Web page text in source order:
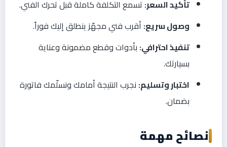
تأكيد السعر: تسمع التكلفة كاملة قبل تحرك الفني.
وصول سريع: أقرب فني مجهّز ينطلق إليك فوراً.
تنفيذ احترافي: بأدوات وقطع مضمونة وعناية
بسيارتك.
اختبار وتسليم: نجرب النتيجة أمامك ونسلّمك فاتورة
بضمان.
نصائح مهمة